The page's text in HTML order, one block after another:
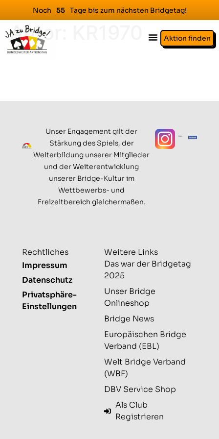
Noch 55 Tage bis zum nächsten Bridgetag!
Aktion finden
Autor:
Unser Engagement gilt der
Stärkung des Spiels, der
Weiterbildung unserer Mitglieder
und der Weiterentwicklung
unserer Bridge-Kultur im
Wettbewerbs- und
Freizeitbereich gleichermaßen.
Rechtliches
Impressum
Datenschutz
Privatsphäre-
Einstellungen
Weitere Links
Das war der Bridgetag
2025
Unser Bridge
Onlineshop
Bridge News
Europäischen Bridge
Verband (EBL)
Welt Bridge Verband
(WBF)
DBV Service Shop
Als Club
Registrieren